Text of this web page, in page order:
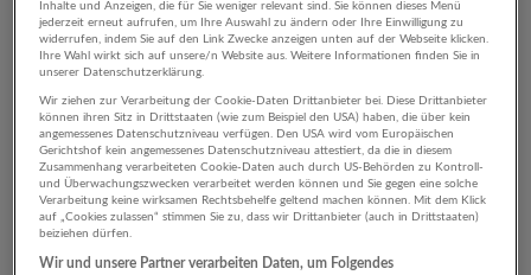
1 Rechtswesen Öffentliche
Verwaltung Unternehmen
Inhalte und Anzeigen, die für Sie weniger relevant sind. Sie können dieses Menü
jederzeit erneut aufrufen, um Ihre Auswahl zu ändern oder Ihre Einwilligung zu
widerrufen, indem Sie auf den Link Zwecke anzeigen unten auf der Webseite klicken.
Ihre Wahl wirkt sich auf unsere/n Website aus. Weitere Informationen finden Sie in
unserer Datenschutzerklärung.
Wir ziehen zur Verarbeitung der Cookie-Daten Drittanbieter bei. Diese Drittanbieter
können ihren Sitz in Drittstaaten (wie zum Beispiel den USA) haben, die über kein
angemessenes Datenschutzniveau verfügen. Den USA wird vom Europäischen
Gerichtshof kein angemessenes Datenschutzniveau attestiert, da die in diesem
Zusammenhang verarbeiteten Cookie-Daten auch durch US-Behörden zu Kontroll-
und Überwachungszwecken verarbeitet werden können und Sie gegen eine solche
Verarbeitung keine wirksamen Rechtsbehelfe geltend machen können. Mit dem Klick
auf „Cookies zulassen“ stimmen Sie zu, dass wir Drittanbieter (auch in Drittstaaten)
beiziehen dürfen.
Wir und unsere Partner verarbeiten Daten, um Folgendes